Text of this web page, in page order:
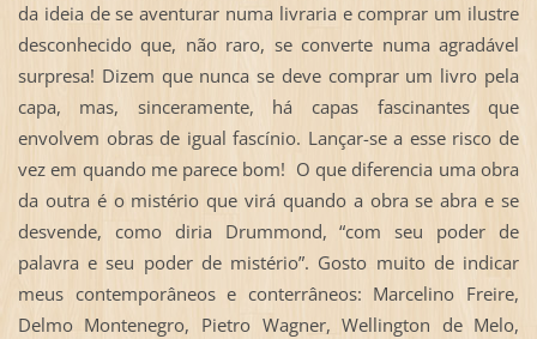
da ideia de se aventurar numa livraria e comprar um ilustre
desconhecido que, não raro, se converte numa agradável
surpresa! Dizem que nunca se deve comprar um livro pela
capa, mas, sinceramente, há capas fascinantes que
envolvem obras de igual fascínio. Lançar-se a esse risco de
vez em quando me parece bom! O que diferencia uma obra
da outra é o mistério que virá quando a obra se abra e se
desvende, como diria Drummond, “com seu poder de
palavra e seu poder de mistério”. Gosto muito de indicar
meus contemporâneos e conterrâneos: Marcelino Freire,
Delmo Montenegro, Pietro Wagner, Wellington de Melo,